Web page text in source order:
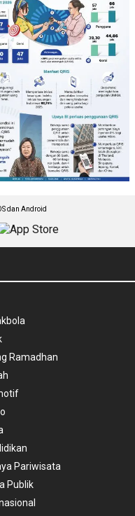
dan Android
Ramadhan
Pariwisata
Publik